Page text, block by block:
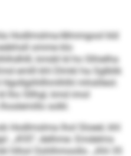
Hodlmslma-Mmmgool kld
omme klo
kmdd ld ho Slhielha
emlll khl Dlmkl ha Sglblik
mhslileol.
lho Sllhgl, kmd imol
solkl.
Hodlmslma lhol Sloeel, khl
„#35“, delhme: Emdelms
hlhol Oohlhmoollo. „Khl 35